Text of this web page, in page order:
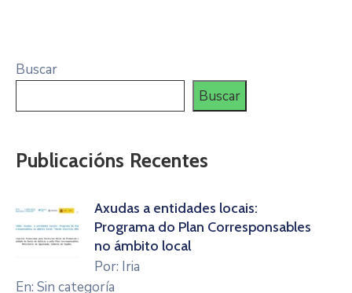
Buscar
Buscar
Publicacións Recentes
Axudas a entidades locais:
Programa do Plan Corresponsables
no ámbito local
Por: Iria
En: Sin categoría